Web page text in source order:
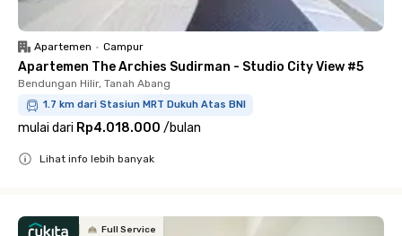
Apartemen • Campur
Apartemen The Archies Sudirman - Studio City View #5
Bendungan Hilir, Tanah Abang
1.7 km dari Stasiun MRT Dukuh Atas BNI
mulai dari Rp4.018.000 /bulan
Lihat info lebih banyak
Full Service